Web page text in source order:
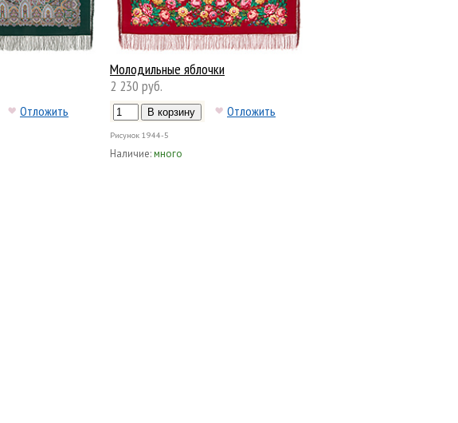
Отложить
Молодильные яблочки
2 230 руб.
Отложить
Рисунок 1944-5
Наличие:много